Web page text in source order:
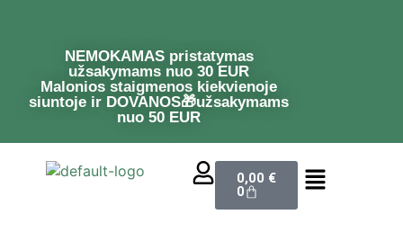
NEMOKAMAS pristatymas
užsakymams nuo 30 EUR
Malonios staigmenos kiekvienoje
siuntoje ir DOVANOS🎁užsakymams
nuo 50 EUR
0,00 €
0